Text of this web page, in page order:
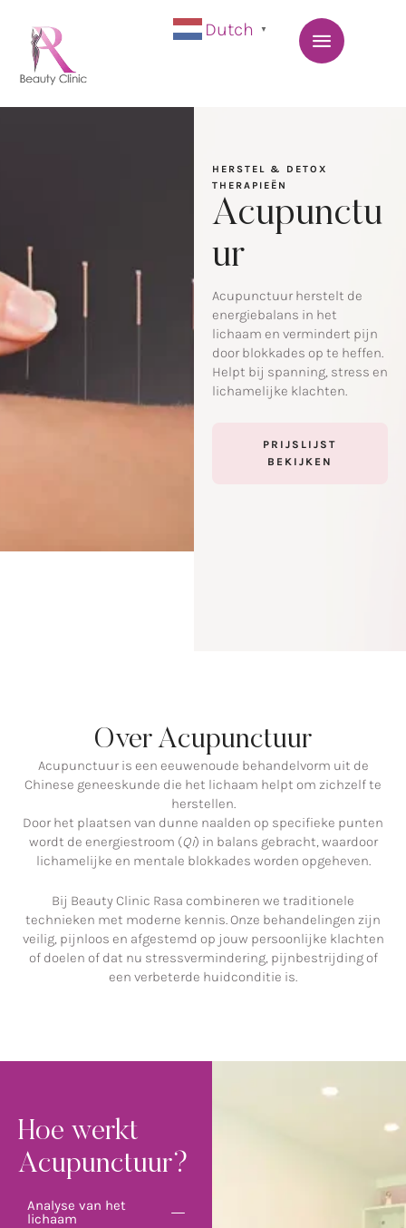
Dutch ▼
HERSTEL & DETOX
THERAPIEËN
Acupunctu
ur
Acupunctuur herstelt de
energiebalans in het
lichaam en vermindert pijn
door blokkades op te heffen.
Helpt bij spanning, stress en
lichamelijke klachten.
PRIJSLIJST
BEKIJKEN
Over Acupunctuur
Acupunctuur is een eeuwenoude behandelvorm uit de
Chinese geneeskunde die het lichaam helpt om zichzelf te
herstellen.
Door het plaatsen van dunne naalden op specifieke punten
wordt de energiestroom (Qi) in balans gebracht, waardoor
lichamelijke en mentale blokkades worden opgeheven.
Bij Beauty Clinic Rasa combineren we traditionele
technieken met moderne kennis. Onze behandelingen zijn
veilig, pijnloos en afgestemd op jouw persoonlijke klachten
of doelen of dat nu stressvermindering, pijnbestrijding of
een verbeterde huidconditie is.
Hoe werkt
Acupunctuur?
Analyse van het
lichaam